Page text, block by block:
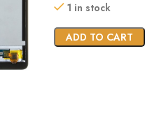
1 in stock
ADD TO CART